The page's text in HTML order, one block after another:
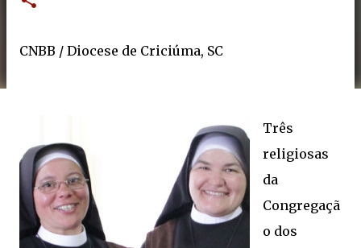
CNBB / Diocese de Criciúma, SC
Três
religiosas
da
Congregaçã
o dos